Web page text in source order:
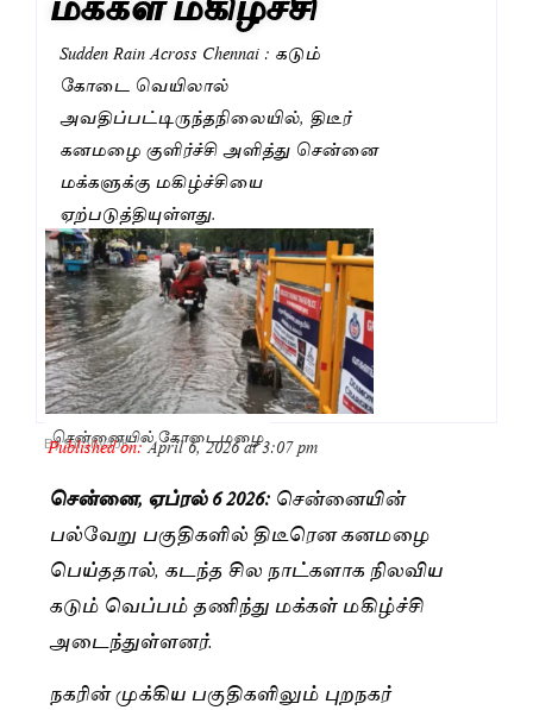
Sudden Rain Across Chennai : கடும்
கோடை வெயிலால்
அவதிப்பட்டிருந்தநிலையில், திடீர்
கனமழை குளிர்ச்சி அளித்து சென்னை
மக்களுக்கு மகிழ்ச்சியை
ஏற்படுத்தியுள்ளது.
சென்னையில் கோடைமழை
BySaranya JK
Published on:April 6, 2026 at 3:07 pm
சென்னை, ஏப்ரல் 6 2026: சென்னையின்
பல்வேறு பகுதிகளில் திடீரென கனமழை
பெய்ததால், கடந்த சில நாட்களாக நிலவிய
கடும் வெப்பம் தணிந்து மக்கள் மகிழ்ச்சி
அடைந்துள்ளனர்.
நகரின் முக்கிய பகுதிகளிலும் புறநகர்